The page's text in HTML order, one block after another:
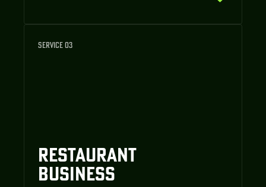
SERVICE 03
RESTAURANT
BUSINESS